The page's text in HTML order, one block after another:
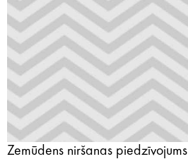
Zemūdens niršanas piedzīvojums